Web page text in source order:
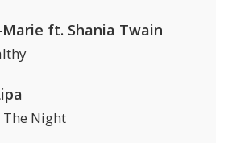
ft. Shania Twain
The Night